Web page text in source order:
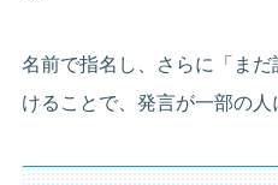
名前で指名し、さらに「ま
けることで、発言が一部の人